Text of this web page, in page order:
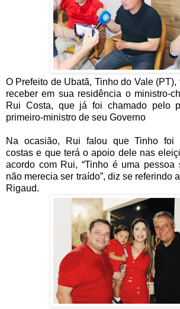
O Prefeito de Ubatã, Tinho do Vale
receber em sua residência o ministro-
Rui Costa, que já foi chamado pelo
primeiro-ministro de seu Governo
Na ocasião, Rui falou que Tinho foi
costas e que terá o apoio dele nas
acordo com Rui, “Tinho é uma pessoa
não merecia ser traído”, diz se referindo
Rigaud.